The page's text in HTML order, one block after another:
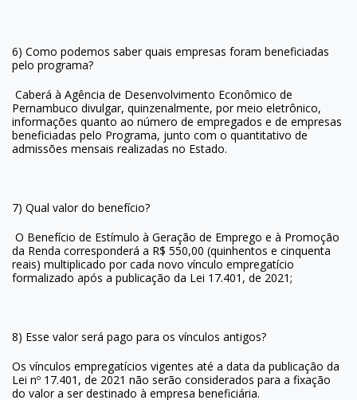
6) Como podemos saber quais empresas foram beneficiadas
pelo programa?
Caberá à Agência de Desenvolvimento Econômico de
Pernambuco divulgar, quinzenalmente, por meio eletrônico,
informações quanto ao número de empregados e de empresas
beneficiadas pelo Programa, junto com o quantitativo de
admissões mensais realizadas no Estado.
7) Qual valor do benefício?
O Benefício de Estímulo à Geração de Emprego e à Promoção
da Renda corresponderá a R$ 550,00 (quinhentos e cinquenta
reais) multiplicado por cada novo vínculo empregatício
formalizado após a publicação da Lei 17.401, de 2021;
8) Esse valor será pago para os vínculos antigos?
Os vínculos empregatícios vigentes até a data da publicação da
Lei nº 17.401, de 2021 não serão considerados para a fixação
do valor a ser destinado à empresa beneficiária.